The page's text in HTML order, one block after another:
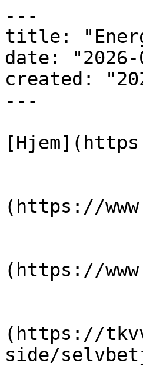
---
title:
date: "2026-
created:
---
(https://
(https://
(https://
side/